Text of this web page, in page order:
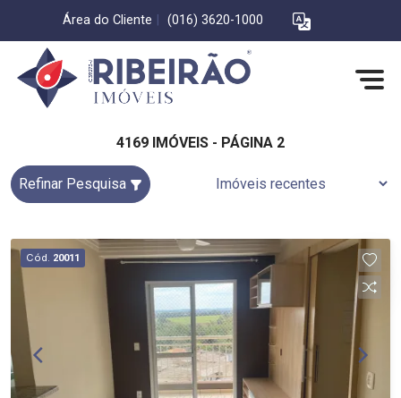
Área do Cliente (016) 3620-1000
4169 IMÓVEIS - PÁGINA 2
Refinar Pesquisa
Cód. 20011